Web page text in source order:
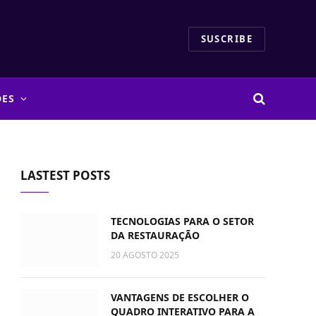
SUSCRIBE
LASTEST POSTS
TECNOLOGIAS PARA O SETOR
DA RESTAURAÇÃO
20 AGOSTO 2025
VANTAGENS DE ESCOLHER O
QUADRO INTERATIVO PARA A